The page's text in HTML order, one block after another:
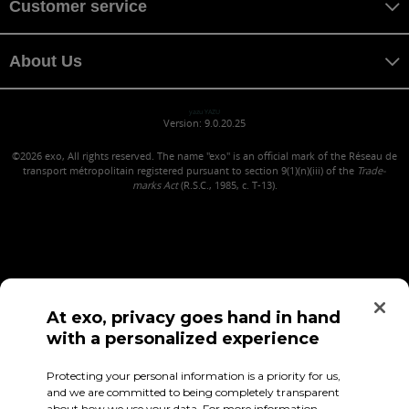
Customer service
About Us
yazu YAZU
Version: 9.0.20.25
©2026 exo, All rights reserved. The name "exo" is an official mark of the Réseau de
transport métropolitain registered pursuant to section 9(1)(n)(iii) of the Trade-
marks Act(R.S.C., 1985, c. T-13).
At exo, privacy goes hand in hand
with a personalized experience
Protecting your personal information is a priority for us,
and we are committed to being completely transparent